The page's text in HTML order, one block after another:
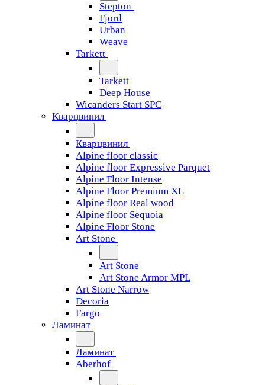
Stepton
Fjord
Urban
Weave
Tarkett
Tarkett
Deep House
Wicanders Start SPC
Кварцвинил
Кварцвинил
Alpine floor classic
Alpine floor Expressive Parquet
Alpine Floor Intense
Alpine Floor Premium XL
Alpine floor Real wood
Alpine floor Sequoia
Alpine Floor Stone
Art Stone
Art Stone
Art Stone Armor MPL
Art Stone Narrow
Decoria
Fargo
Ламинат
Ламинат
Aberhof